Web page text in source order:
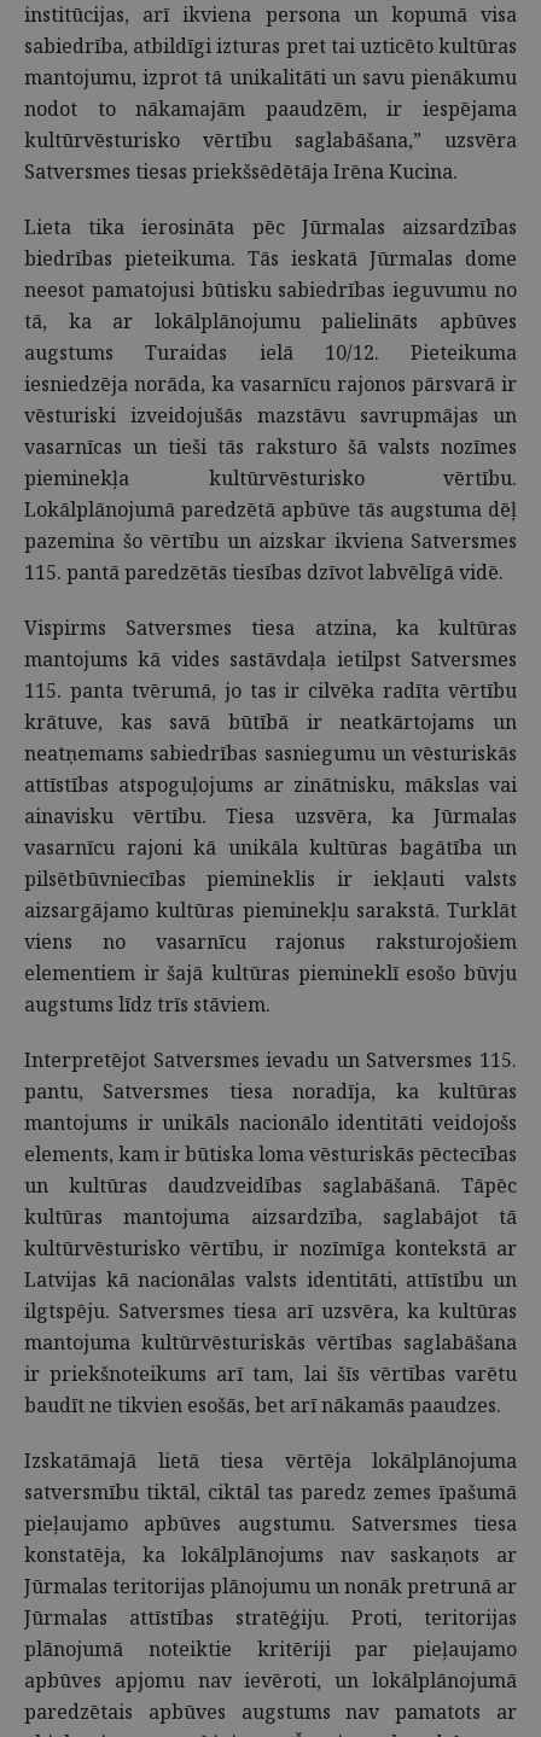
institūcijas, arī ikviena persona un kopumā visa
sabiedrība, atbildīgi izturas pret tai uzticēto kultūras
mantojumu, izprot tā unikalitāti un savu pienākumu
nodot to nākamajām paaudzēm, ir iespējama
kultūrvēsturisko vērtību saglabāšana,” uzsvēra
Satversmes tiesas priekšsēdētāja Irēna Kucina.
Lieta tika ierosināta pēc Jūrmalas aizsardzības
biedrības pieteikuma. Tās ieskatā Jūrmalas dome
neesot pamatojusi būtisku sabiedrības ieguvumu no
tā, ka ar lokālplānojumu palielināts apbūves
augstums Turaidas ielā 10/12. Pieteikuma
iesniedzēja norāda, ka vasarnīcu rajonos pārsvarā ir
vēsturiski izveidojušās mazstāvu savrupmājas un
vasarnīcas un tieši tās raksturo šā valsts nozīmes
pieminekļa kultūrvēsturisko vērtību.
Lokālplānojumā paredzētā apbūve tās augstuma dēļ
pazemina šo vērtību un aizskar ikviena Satversmes
115. pantā paredzētās tiesības dzīvot labvēlīgā vidē.
Vispirms Satversmes tiesa atzina, ka kultūras
mantojums kā vides sastāvdaļa ietilpst Satversmes
115. panta tvērumā, jo tas ir cilvēka radīta vērtību
krātuve, kas savā būtībā ir neatkārtojams un
neatņemams sabiedrības sasniegumu un vēsturiskās
attīstības atspoguļojums ar zinātnisku, mākslas vai
ainavisku vērtību. Tiesa uzsvēra, ka Jūrmalas
vasarnīcu rajoni kā unikāla kultūras bagātība un
pilsētbūvniecības piemineklis ir iekļauti valsts
aizsargājamo kultūras pieminekļu sarakstā. Turklāt
viens no vasarnīcu rajonus raksturojošiem
elementiem ir šajā kultūras piemineklī esošo būvju
augstums līdz trīs stāviem.
Interpretējot Satversmes ievadu un Satversmes 115.
pantu, Satversmes tiesa noradīja, ka kultūras
mantojums ir unikāls nacionālo identitāti veidojošs
elements, kam ir būtiska loma vēsturiskās pēctecības
un kultūras daudzveidības saglabāšanā. Tāpēc
kultūras mantojuma aizsardzība, saglabājot tā
kultūrvēsturisko vērtību, ir nozīmīga kontekstā ar
Latvijas kā nacionālas valsts identitāti, attīstību un
ilgtspēju. Satversmes tiesa arī uzsvēra, ka kultūras
mantojuma kultūrvēsturiskās vērtības saglabāšana
ir priekšnoteikums arī tam, lai šīs vērtības varētu
baudīt ne tikvien esošās, bet arī nākamās paaudzes.
Izskatāmajā lietā tiesa vērtēja lokālplānojuma
satversmību tiktāl, ciktāl tas paredz zemes īpašumā
pieļaujamo apbūves augstumu. Satversmes tiesa
konstatēja, ka lokālplānojums nav saskaņots ar
Jūrmalas teritorijas plānojumu un nonāk pretrunā ar
Jūrmalas attīstības stratēģiju. Proti, teritorijas
plānojumā noteiktie kritēriji par pieļaujamo
apbūves apjomu nav ievēroti, un lokālplānojumā
paredzētais apbūves augstums nav pamatots ar